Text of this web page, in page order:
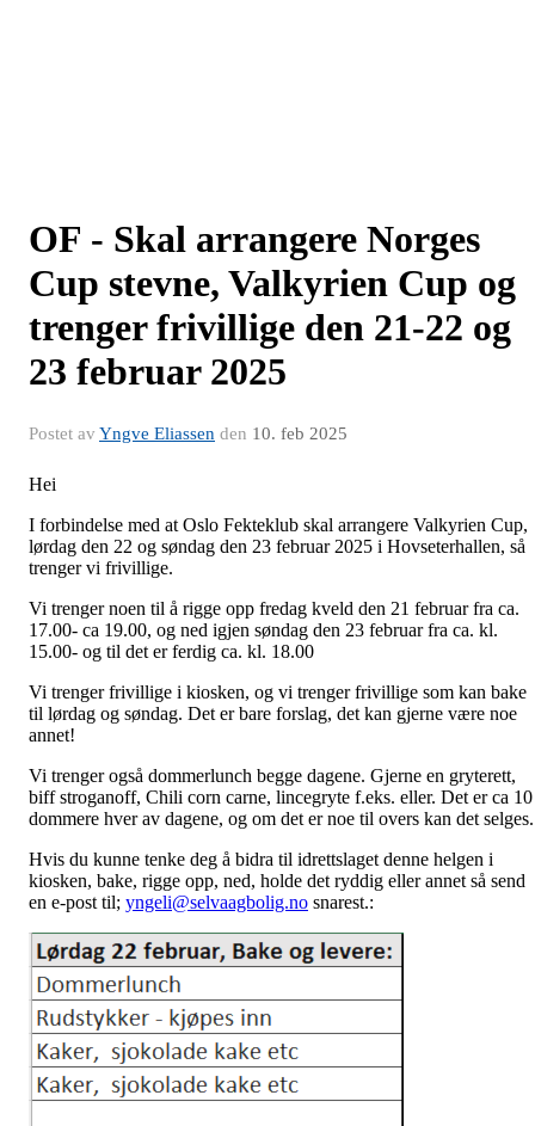
OF - Skal arrangere Norges
Cup stevne, Valkyrien Cup og
trenger frivillige den 21-22 og
23 februar 2025
Postet av Yngve Eliassen den 10. feb 2025
Hei
I forbindelse med at Oslo Fekteklub skal arrangere Valkyrien Cup,
lørdag den 22 og søndag den 23 februar 2025 i Hovseterhallen, så
trenger vi frivillige.
Vi trenger noen til å rigge opp fredag kveld den 21 februar fra ca.
17.00- ca 19.00, og ned igjen søndag den 23 februar fra ca. kl.
15.00- og til det er ferdig ca. kl. 18.00
Vi trenger frivillige i kiosken, og vi trenger frivillige som kan bake
til lørdag og søndag. Det er bare forslag, det kan gjerne være noe
annet!
Vi trenger også dommerlunch begge dagene. Gjerne en gryterett,
biff stroganoff, Chili corn carne, lincegryte f.eks. eller. Det er ca 10
dommere hver av dagene, og om det er noe til overs kan det selges.
Hvis du kunne tenke deg å bidra til idrettslaget denne helgen i
kiosken, bake, rigge opp, ned, holde det ryddig eller annet så send
en e-post til; yngeli@selvaagbolig.no snarest.: